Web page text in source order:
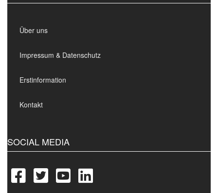
Über uns
Impressum & Datenschutz
Erstinformation
Kontakt
SOCIAL MEDIA